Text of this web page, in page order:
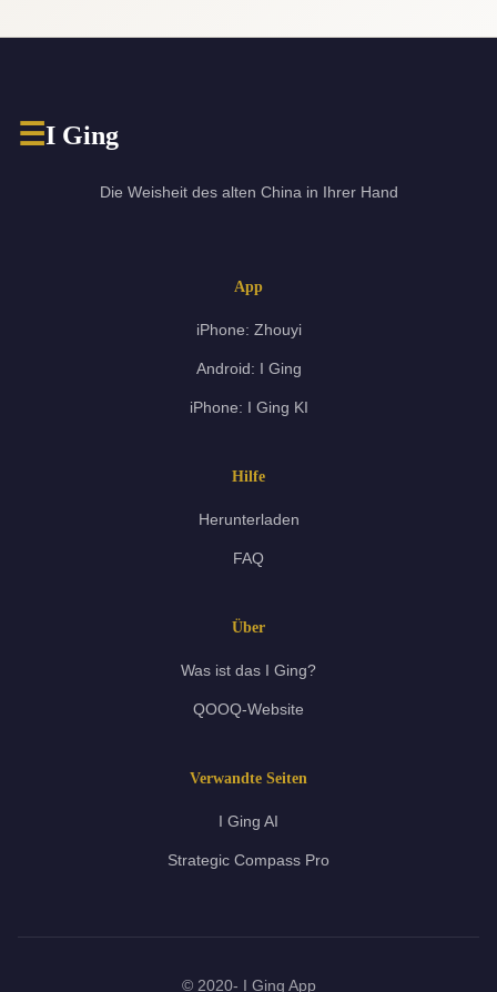
☰I Ging
Die Weisheit des alten China in Ihrer Hand
App
iPhone: Zhouyi
Android: I Ging
iPhone: I Ging KI
Hilfe
Herunterladen
FAQ
Über
Was ist das I Ging?
QOOQ-Website
Verwandte Seiten
I Ging AI
Strategic Compass Pro
© 2020- I Ging App